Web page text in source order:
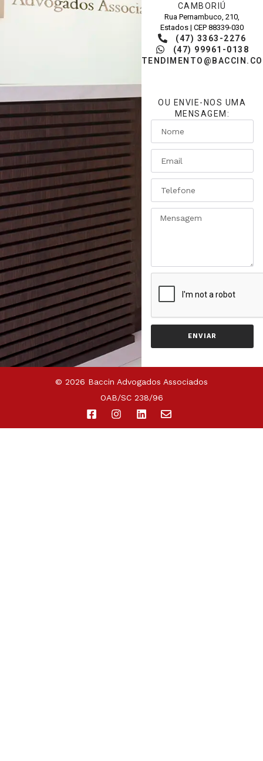
CAMBORIÚ
Rua Pernambuco, 210,
Estados | CEP 88339-030
(47) 3363-2276
(47) 99961-0138
OU ENVIE-NOS UMA
MENSAGEM:
ENVIAR
© 2026 Baccin Advogados Associados
OAB/SC 238/96